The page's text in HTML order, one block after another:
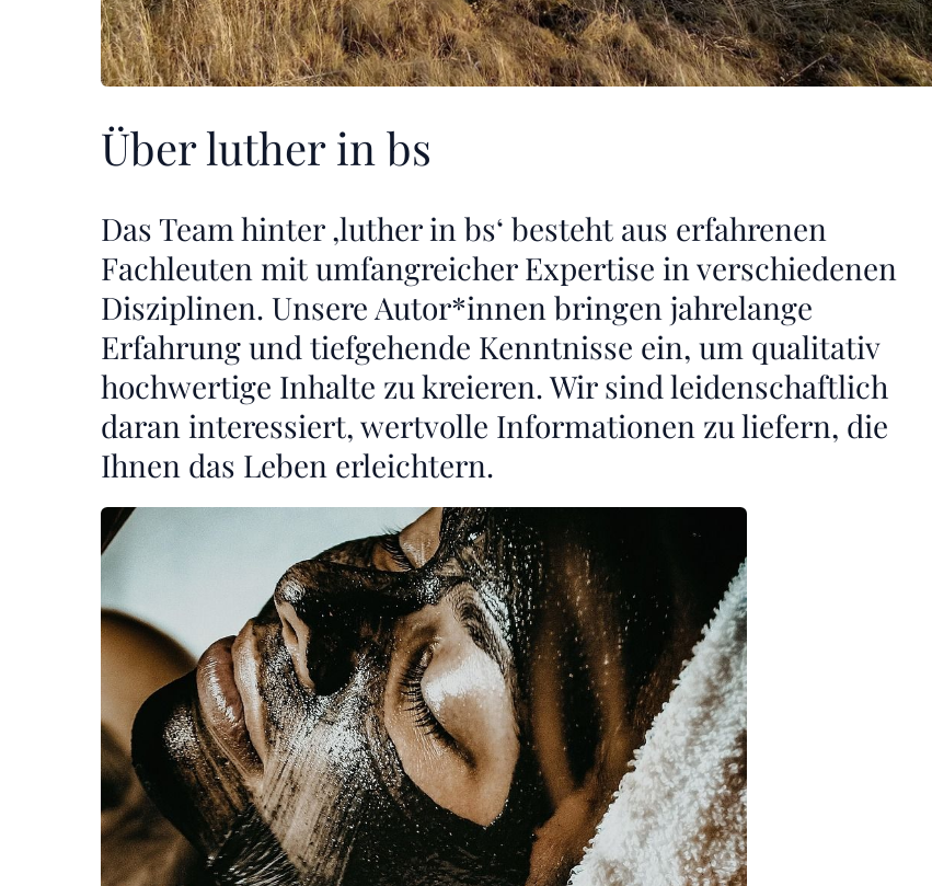
Über luther in bs
Das Team hinter ‚luther in bs‘ besteht aus erfahrenen
Fachleuten mit umfangreicher Expertise in verschiedenen
Disziplinen. Unsere Autor*innen bringen jahrelange
Erfahrung und tiefgehende Kenntnisse ein, um qualitativ
hochwertige Inhalte zu kreieren. Wir sind leidenschaftlich
daran interessiert, wertvolle Informationen zu liefern, die
Ihnen das Leben erleichtern.